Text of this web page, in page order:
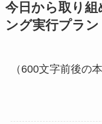
今日から取り
ング実行プラン
（600文字前後の